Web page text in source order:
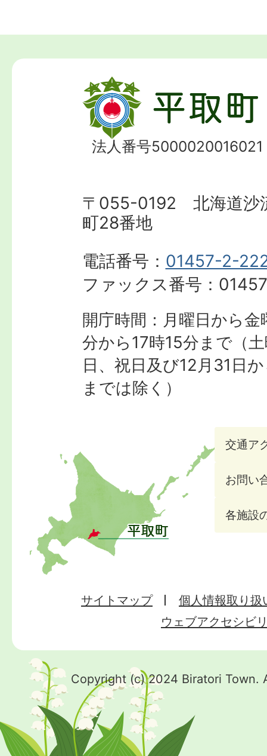
法人番号5000020016021
〒055-0192 北海道沙
町28番地
電話番号： 01457-2-
ファックス番号：
開庁時間：月曜日から
分から17時15分まで（
日、祝日及び12月31日
までは除く）
交通ア
お問い
各施設
サイトマップ
個人情報取り扱
ウェブアクセシビ
Copyright (c) 2024 Biratori Town.